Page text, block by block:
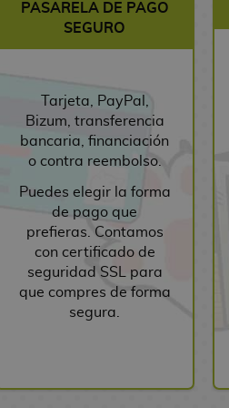
PASARELA DE PAGO
SEGURO
Tarjeta, PayPal,
Bizum, transferencia
bancaria, financiación
o contra reembolso.
Puedes elegir la forma
de pago que
prefieras. Contamos
con certificado de
seguridad SSL para
que compres de forma
segura.